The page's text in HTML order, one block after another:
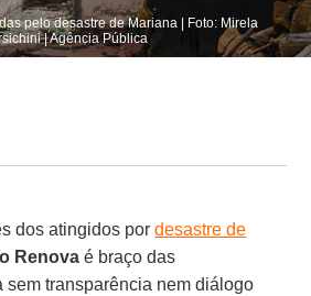
pelo desastre de Mariana | Foto: Mirela
| Agência Pública
dos atingidos pordesastre de
Renova é braço das
sem transparência nem diálogo